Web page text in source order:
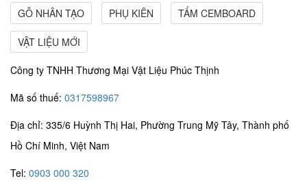
GỖ NHÂN TẠO
PHỤ KIÊN TẤM CEMBOARD
VẬT LIỆU MỚI
Công ty TNHH Thương Mại Vật Liệu Phúc Thịnh
Mã số thuế: 0317598967
Địa chỉ: 335/6 Huỳnh Thị Hai, Phường Trung Mỹ Tây, Thành phố
Hồ Chí Minh, Việt Nam
Tel: 0903 000 320